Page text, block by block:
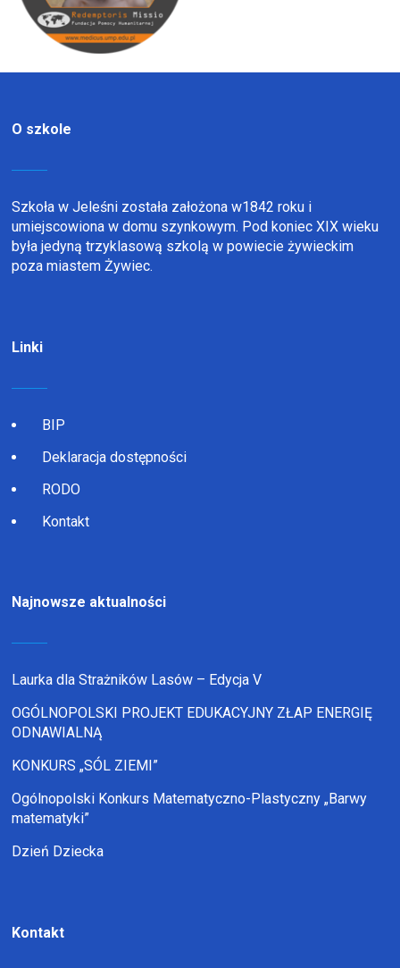
O szkole
Szkoła w Jeleśni została założona w1842 roku i
umiejscowiona w domu szynkowym. Pod koniec XIX wieku
była jedyną trzyklasową szkolą w powiecie żywieckim
poza miastem Żywiec.
Linki
BIP
Deklaracja dostępności
RODO
Kontakt
Najnowsze aktualności
Laurka dla Strażników Lasów – Edycja V
OGÓLNOPOLSKI PROJEKT EDUKACYJNY ZŁAP ENERGIĘ
ODNAWIALNĄ
KONKURS „SÓL ZIEMI”
Ogólnopolski Konkurs Matematyczno-Plastyczny „Barwy
matematyki”
Dzień Dziecka
Kontakt